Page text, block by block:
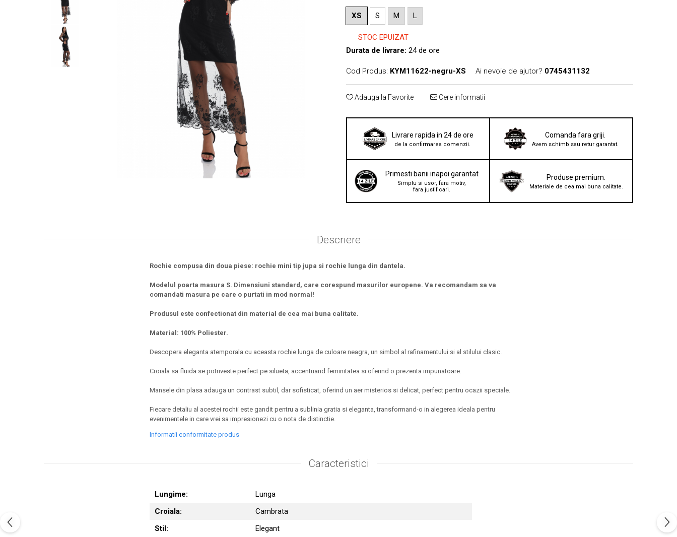
XS S M L
STOC EPUIZAT
Durata de livrare: 24 de ore
Cod Produs: KYM11622-negru-XS Ai nevoie de ajutor? 0745431132
Adauga la Favorite Cere informatii
Livrare rapida in 24 de ore
de la confirmarea comenzii.
Comanda fara griji.
Avem schimb sau retur garantat.
Primesti banii inapoi garantat
Simplu si usor, fara motiv,
fara justificari.
Produse premium.
Materiale de cea mai buna calitate.
Descriere
Rochie compusa din doua piese: rochie mini tip jupa si rochie lunga din dantela.
Modelul poarta masura S. Dimensiuni standard, care corespund masurilor europene. Va recomandam sa va
comandati masura pe care o purtati in mod normal!
Produsul este confectionat din material de cea mai buna calitate.
Material: 100% Poliester.
Descopera eleganta atemporala cu aceasta rochie lunga de culoare neagra, un simbol al rafinamentului si al stilului clasic.
Croiala sa fluida se potriveste perfect pe silueta, accentuand feminitatea si oferind o prezenta impunatoare.
Mansele din plasa adauga un contrast subtil, dar sofisticat, oferind un aer misterios si delicat, perfect pentru ocazii speciale.
Fiecare detaliu al acestei rochii este gandit pentru a sublinia gratia si eleganta, transformand-o in alegerea ideala pentru
evenimentele in care vrei sa impresionezi cu o nota de distinctie.
Informatii conformitate produs
Caracteristici
Lungime:
Lunga
Croiala:
Cambrata
Stil:
Elegant